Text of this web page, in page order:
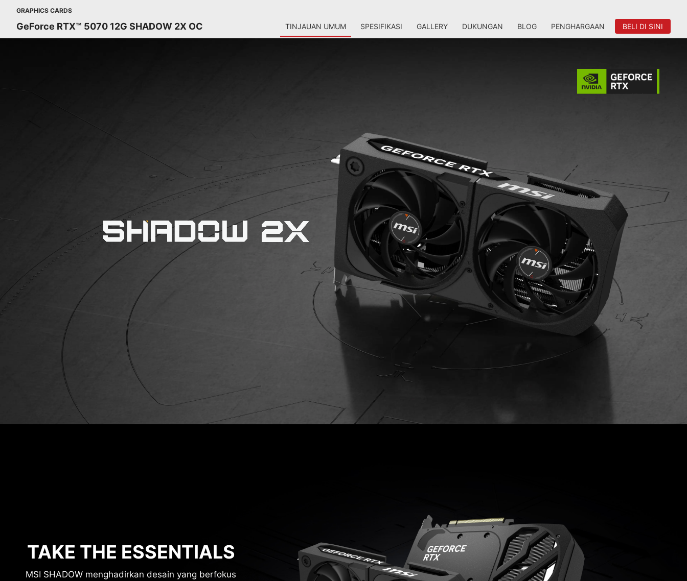
GRAPHICS CARDS
GeForce RTX™ 5070 12G SHADOW 2X OC TINJAUAN UMUM SPESIFIKASI GALLERY DUKUNGAN BLOG PENGHARGAAN BELI DI SINI
TAKE THE ESSENTIALS
MSI SHADOW menghadirkan desain yang berfokus